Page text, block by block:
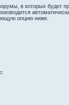
в которых будет
опцию ниже.